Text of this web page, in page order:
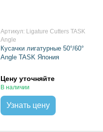
Артикул: Ligature Cutters TASK
Angle
Кусачки лигатурные 50°/60°
Angle TASK Япония
Цену уточняйте
В наличии
Узнать цену